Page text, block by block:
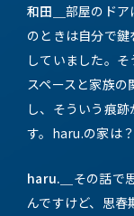
和田＿ 部屋のドア
のときは自分で
していました。
スペースと家族
し、そういう痕
す。haru.の家は？
haru.＿ その話で
んですけど、思